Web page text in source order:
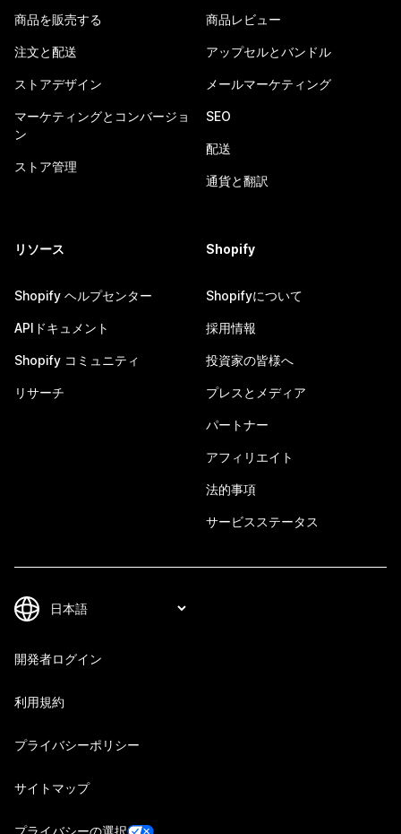
商品を販売する
注文と配送
ストアデザイン
マーケティングとコンバージョ
ン
ストア管理
商品レビュー
アップセルとバンドル
メールマーケティング
SEO
配送
通貨と翻訳
リソース
Shopify ヘルプセンター
APIドキュメント
Shopify コミュニティ
リサーチ
Shopify
Shopifyについて
採用情報
投資家の皆様へ
プレスとメディア
パートナー
アフィリエイト
法的事項
サービスステータス
開発者ログイン
利用規約
プライバシーポリシー
サイトマップ
プライバシーの選択